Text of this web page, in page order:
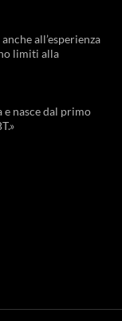
all’esperienza
limiti alla
nasce dal primo